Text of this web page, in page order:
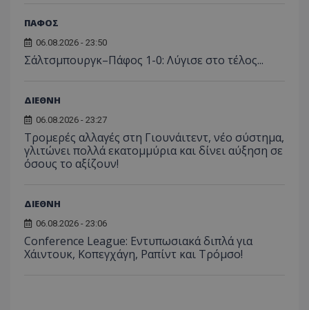
ΠΑΦΟΣ
06.08.2026 - 23:50
Σάλτσμπουργκ–Πάφος 1-0: Λύγισε στο τέλος...
ΔΙΕΘΝΗ
06.08.2026 - 23:27
Τρομερές αλλαγές στη Γιουνάιτεντ, νέο σύστημα,
γλιτώνει πολλά εκατομμύρια και δίνει αύξηση σε
όσους το αξίζουν!
ΔΙΕΘΝΗ
06.08.2026 - 23:06
Conference League: Εντυπωσιακά διπλά για
Χάιντουκ, Κοπεγχάγη, Ραπίντ και Τρόμσο!